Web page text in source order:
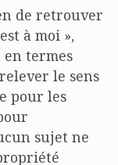
de retrouver
à moi »,
en termes
le sens
pour les
sujet ne